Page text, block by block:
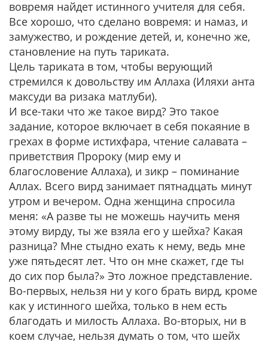
вовремя найдет истинного учителя для себя.
Все хорошо, что сделано вовремя: и намаз, и
замужество, и рождение детей, и, конечно же,
становление на путь тариката.
Цель тариката в том, чтобы верующий
стремился к довольству им Аллаха (Иляхи анта
максуди ва ризака матлуби).
И все-таки что же такое вирд? Это такое
задание, которое включает в себя покаяние в
грехах в форме истихфара, чтение салавата –
приветствия Пророку (мир ему и
благословение Аллаха), и зикр – поминание
Аллах. Всего вирд занимает пятнадцать минут
утром и вечером. Одна женщина спросила
меня: «А разве ты не можешь научить меня
этому вирду, ты же взяла его у шейха? Какая
разница? Мне стыдно ехать к нему, ведь мне
уже пятьдесят лет. Что он мне скажет, где ты
до сих пор была?» Это ложное представление.
Во-первых, нельзя ни у кого брать вирд, кроме
как у истинного шейха, только в нем есть
благодать и милость Аллаха. Во-вторых, ни в
коем случае, нельзя думать о том, что шейх